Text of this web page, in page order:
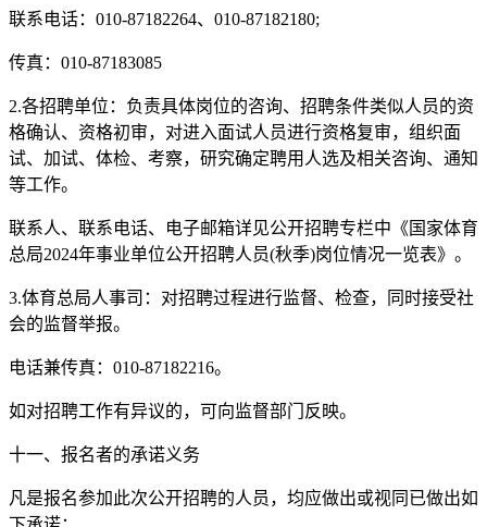
联系电话：010-87182264、010-87182180;
传真：010-87183085
2.各招聘单位：负责具体岗位的咨询、招聘条件类似人员的资
格确认、资格初审，对进入面试人员进行资格复审，组织面
试、加试、体检、考察，研究确定聘用人选及相关咨询、通知
等工作。
联系人、联系电话、电子邮箱详见公开招聘专栏中《国家体育
总局2024年事业单位公开招聘人员(秋季)岗位情况一览表》。
3.体育总局人事司：对招聘过程进行监督、检查，同时接受社
会的监督举报。
电话兼传真：010-87182216。
如对招聘工作有异议的，可向监督部门反映。
十一、报名者的承诺义务
凡是报名参加此次公开招聘的人员，均应做出或视同已做出如